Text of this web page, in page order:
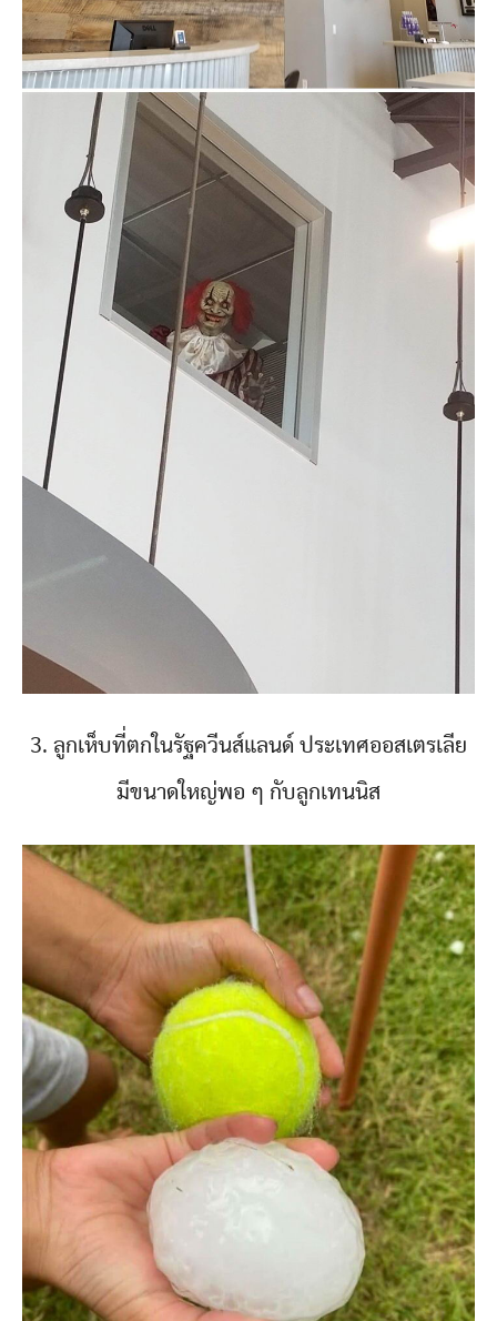
3. ลูกเห็บที่ตกในรัฐควีนส์แลนด์ ประเทศออสเตรเลีย
มีขนาดใหญ่พอ ๆ กับลูกเทนนิส